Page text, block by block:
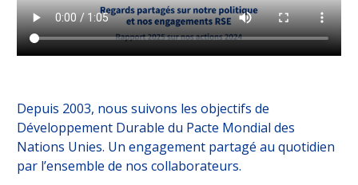
Labels et certifications
Filiales et entités partenaires
EXPERTISES
MÉTIERS
Depuis 2003, nous suivons les objectifs de
Développement Durable du Pacte Mondial des
Nations Unies. Un engagement partagé au quotidien
par l’ensemble de nos collaborateurs.